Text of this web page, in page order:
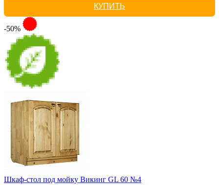
КУПИТЬ
-50%
Шкаф-стол под мойку Викинг GL 60 №4